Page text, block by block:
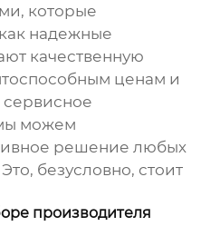
которые
надежные
качественную
ценам и
можем
решение любых
безусловно, стоит
производителя